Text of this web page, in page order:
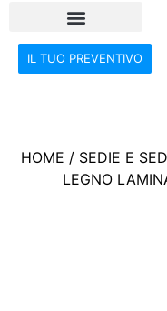
IL TUO PREVENTIVO
HOME / SEDIE E
LEGNO